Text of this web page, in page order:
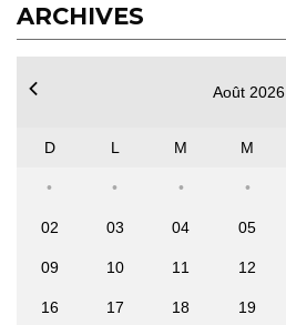
ARCHIVES
Août 2026
D L M M
02 03 04 05
09 10 11 12
16 17 18 19